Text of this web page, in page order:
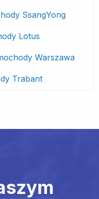
SsangYong
Lotus
Warszawa
Trabant